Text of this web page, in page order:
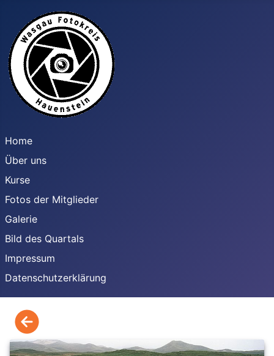
Home
Über uns
Kurse
Fotos der Mitglieder
Galerie
Bild des Quartals
Impressum
Datenschutzerklärung